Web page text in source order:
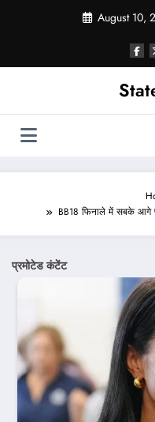
August 10,
BB18 फिनाले में सबके आगे